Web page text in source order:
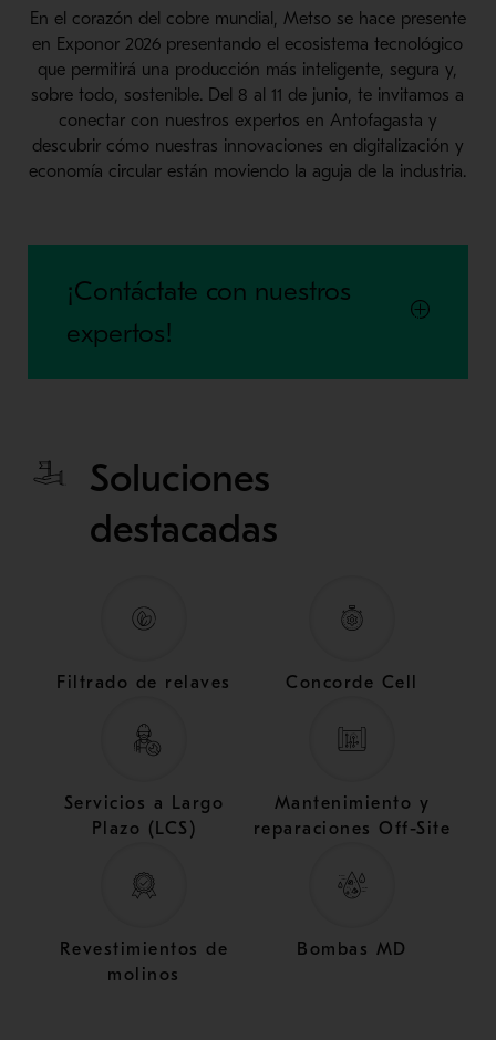
En el corazón del cobre mundial, Metso se hace presente
en Exponor 2026 presentando el ecosistema tecnológico
que permitirá una producción más inteligente, segura y,
sobre todo, sostenible. Del 8 al 11 de junio, te invitamos a
conectar con nuestros expertos en Antofagasta y
descubrir cómo nuestras innovaciones en digitalización y
economía circular están moviendo la aguja de la industria.
¡Contáctate con nuestros
expertos!
Soluciones
destacadas
Filtrado de relaves Concorde Cell
Servicios a Largo
Plazo (LCS)
Mantenimiento y
reparaciones Off-Site
Revestimientos de
molinos
Bombas MD